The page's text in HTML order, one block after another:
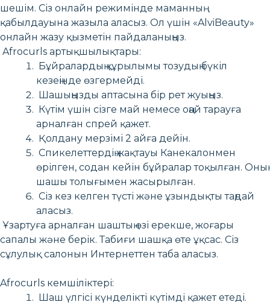
шешім. Сіз онлайн режимінде маманның
қабылдауына жазыла аласыз. Ол үшін «AlviBeauty»
онлайн жазу қызметін пайдаланыңыз.
Afrocurls артықшылықтары:
Бұйралардың құрылымы тозудың бүкіл
кезеңінде өзгермейді.
Шашыңызды аптасына бір рет жуыңыз.
Күтім үшін сізге май немесе оңай тарауға
арналған спрей қажет.
Қолдану мерзімі 2 айға дейін.
Спикелеттердің жақтауы Канекалонмен
өрілген, содан кейін бұйралар тоқылған. Оның
шашы толығымен жасырылған.
Сіз кез келген түсті және ұзындықты таңдай
аласыз.
Ұзартуға арналған шаштың өзі ерекше, жоғары
сапалы және берік. Табиғи шашқа өте ұқсас. Сіз
сұлулық салонын Интернеттен таба аласыз.
Afrocurls кемшіліктері:
Шаш үлгісі күнделікті күтімді қажет етеді.